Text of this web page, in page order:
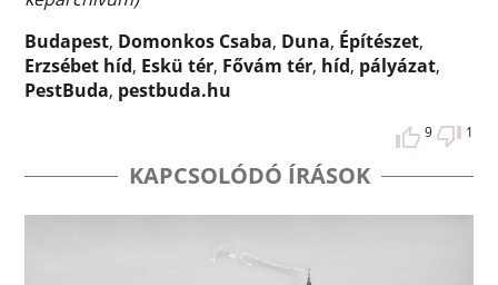
Budapest, Domonkos Csaba, Duna, Építészet,
Erzsébet híd, Eskü tér, Fővám tér, híd, pályázat,
PestBuda, pestbuda.hu
9 1
KAPCSOLÓDÓ ÍRÁSOK